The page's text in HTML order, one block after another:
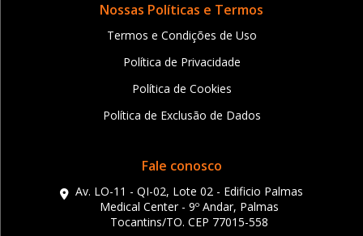
Nossas Políticas e Termos
Termos e Condições de Uso
Política de Privacidade
Política de Cookies
Política de Exclusão de Dados
Fale conosco
Av. LO-11 - QI-02, Lote 02 - Edificio Palmas
Medical Center - 9º Andar, Palmas
Tocantins/TO. CEP 77015-558